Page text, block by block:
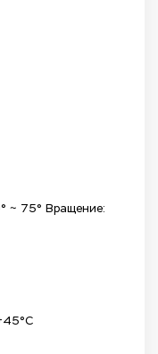
~ 75° Вращение: